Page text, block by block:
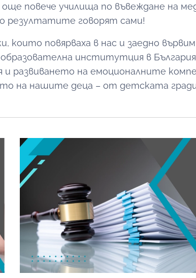
повече училища по въвеждане на
резултатите говорят сами!
които повярваха в нас и заедно
институтция в
и развиването на емоционалните
на нашите деца – от детската